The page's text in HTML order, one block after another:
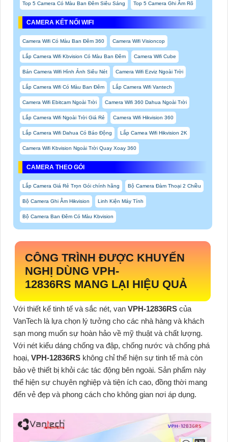
Top 5 Camera Có Màu Ban Đêm Siêu Sáng Top 5 Camera Ghi Âm Rõ
CAMERA KẾT NỐI WIFI
Camera Wifi Có Màu Ban Đêm 360 Camera Wifi Visioncop
Lắp Camera Wifi Kbvision Có Màu Ban Đêm Camera Wifi Cube
Bán Camera Wifi Hình Ảnh Siêu Nét Camera Wifi Ezviz Ngoài Trời
Lắp Camera Wifi Có Màu Ban Đêm Lắp Camera Wifi Vantech
Camera Wifi Ebitcam Ngoài Trời Camera Wifi 360 Dahua Ngoài Trời
Lắp Camera Wifi Ngoài Trời Giá Rẻ Camera Wifi Hikvision 360
Lắp Camera Wifi Dahua Có Báo Động Lắp Camea Wifi Hikvision 2K
Camera Wifi Kbvision Ngoài Trời Quay Xoay 360
CAMERA THEO GÓI
Lắp Camera Giá Rẻ Trọn Gói chính hãng Bộ Camera Đàm Thoại 2 Chiều
Bộ Camera Ghi Âm Hikvision Linh Kiện Máy Tính
Bộ Camera Ban Đêm Có Màu Kbvision
CÔNG TRÌNH ĐƯỢC KHUYẾN
NGHỊ DÙNG VPH-
12836RS MANG LẠI HIỆU QUẢ
Với thiết kế tinh tế và sắc nét, van VPH-12836RS của
VanTech là lựa chọn lý tưởng cho các nhà hàng và khách
sạn mong muốn sự hoàn hảo về mỹ thuật và chất lượng.
Với nét kiểu dáng chống va đập, chống nước và chống phá
hoại, VPH-12836RS không chỉ thể hiện sự tinh tế mà còn
bảo vệ thiết bị khỏi các tác động bên ngoài. Sản phẩm này
thể hiện sự chuyên nghiệp và tiện ích cao, đồng thời mang
đến vẻ đẹp và phong cách cho không gian nơi áp dụng.